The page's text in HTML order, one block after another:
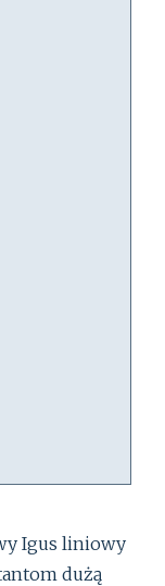
Igus liniowy
dużą